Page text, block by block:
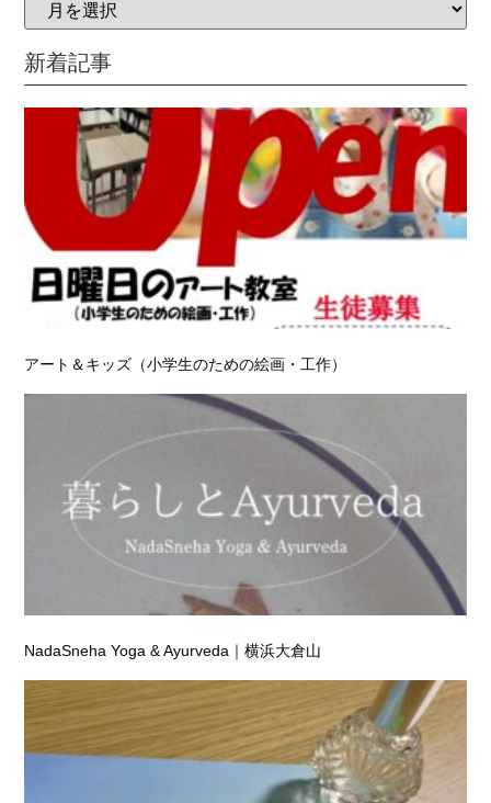
新着記事
アート＆キッズ（小学生のための絵画・工作）
NadaSneha Yoga & Ayurveda｜横浜大倉山